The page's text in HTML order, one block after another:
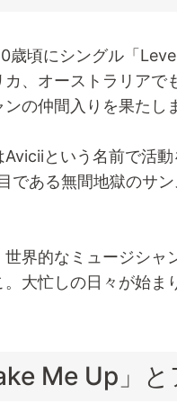
歳頃にシングル「
カ、オーストラリア
ンの仲間入りを果たし
Aviciiという名前で活
である無間地獄のサ
世界的なミュージシ
。大忙しの日々が始ま
Me Up」